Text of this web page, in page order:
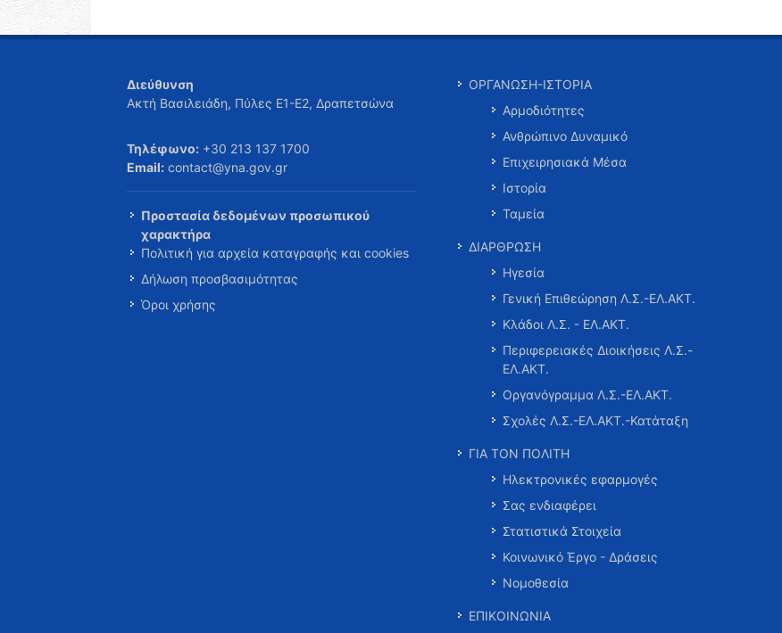
Διεύθυνση
Ακτή Βασιλειάδη, Πύλες Ε1-Ε2, Δραπετσώνα
Τηλέφωνο: +30 213 137 1700
Email: contact@yna.gov.gr
Προστασία δεδομένων προσωπικού
χαρακτήρα
Πολιτική για αρχεία καταγραφής και cookies
Δήλωση προσβασιμότητας
Όροι χρήσης
ΟΡΓΑΝΩΣΗ-ΙΣΤΟΡΙΑ
Αρμοδιότητες
Ανθρώπινο Δυναμικό
Επιχειρησιακά Μέσα
Ιστορία
Ταμεία
ΔΙΑΡΘΡΩΣΗ
Ηγεσία
Γενική Επιθεώρηση Λ.Σ.-ΕΛ.ΑΚΤ.
Κλάδοι Λ.Σ. - ΕΛ.ΑΚΤ.
Περιφερειακές Διοικήσεις Λ.Σ.-
ΕΛ.ΑΚΤ.
Οργανόγραμμα Λ.Σ.-ΕΛ.ΑΚΤ.
Σχολές Λ.Σ.-ΕΛ.ΑΚΤ.-Κατάταξη
ΓΙΑ ΤΟΝ ΠΟΛΙΤΗ
Ηλεκτρονικές εφαρμογές
Σας ενδιαφέρει
Στατιστικά Στοιχεία
Κοινωνικό Έργο - Δράσεις
Νομοθεσία
ΕΠΙΚΟΙΝΩΝΙΑ